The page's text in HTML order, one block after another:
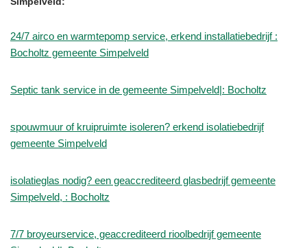
24/7 airco en warmtepomp service, erkend installatiebedrijf :
Bocholtz gemeente Simpelveld
Septic tank service in de gemeente Simpelveld|: Bocholtz
spouwmuur of kruipruimte isoleren? erkend isolatiebedrijf
gemeente Simpelveld
isolatieglas nodig? een geaccrediteerd glasbedrijf gemeente
Simpelveld, : Bocholtz
7/7 broyeurservice, geaccrediteerd rioolbedrijf gemeente